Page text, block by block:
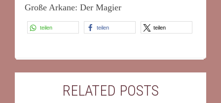
Große Arkane: Der Magier
teilen teilen teilen
RELATED POSTS